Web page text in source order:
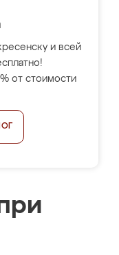
и всей
от стоимости